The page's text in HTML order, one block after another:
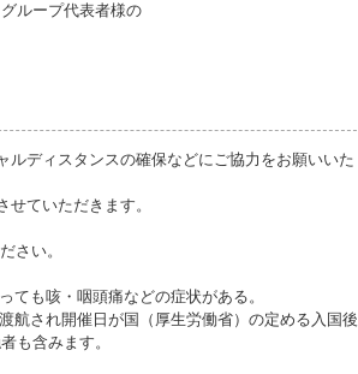
ループ代表者様の
ディスタンスの確保などにご協力をお願いいた
ていただきます。
さい。
ても咳・咽頭痛などの症状がある。
航され開催日が国（厚生労働省）の定める入国後
も含みます。